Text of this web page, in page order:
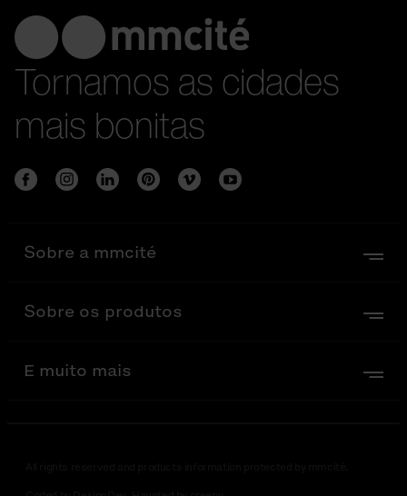
Tornamos as cidades
mais bonitas
Sobre a mmcité
Sobre os produtos
E muito mais